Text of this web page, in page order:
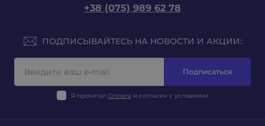
+38 (075) 989 62 78
ПОДПИСЫВАЙТЕСЬ НА НОВОСТИ И АКЦИИ:
Подписаться
Я прочитал Оплата и согласен с условиями